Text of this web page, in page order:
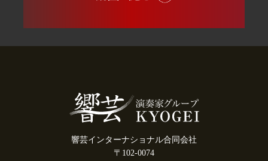
響芸インターナショナル合同会社
〒102-0074